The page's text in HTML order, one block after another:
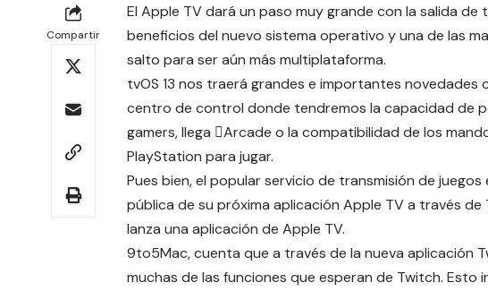
Compartir
El Apple TV dará un paso muy grande con la salida de
beneficios del nuevo sistema operativo y una de las
salto para ser aún más multiplataforma.
tvOS 13 nos traerá grandes e importantes
centro de control donde tendremos la capacidad de
gamers, llega Arcade o la compatibilidad de los
PlayStation para jugar.
Pues bien, el popular servicio de transmisión de
pública de su próxima aplicación Apple TV a través de
lanza una aplicación de Apple TV.
9to5Mac, cuenta que a través de la nueva aplicación
muchas de las funciones que esperan de Twitch.